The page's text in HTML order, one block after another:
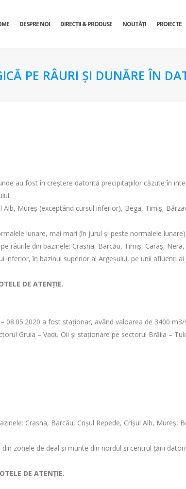
DESPRE NOI DIRECŢII & PRODUSE NOUTĂȚI PROIECTE
PE RÂURI ŞI DUNĂRE ÎN
au fost în creştere datorită precipitaţiilor căzute în
Alb, Mureş (exceptând cursul inferior), Bega, Timiş,
lunare, mai mari (în jurul și peste normalele
râurile din bazinele: Crasna, Barcău, Timiș, Caraș,
în bazinul superior al Argeşului, pe unii afluenţi
DE ATENŢIE.
08.05.2020 a fost staționar, având valoarea de 3400
Gruia – Vadu Oii și staționare pe sectorul Brăila –
Crasna, Barcău, Crişul Repede, Crişul Alb, Mureş,
zonele de deal şi munte din nordul şi centrul ţării
DE ATENŢIE.